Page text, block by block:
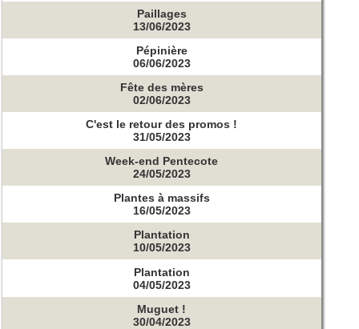
Paillages
13/06/2023
Pépinière
06/06/2023
Fête des mères
02/06/2023
C'est le retour des promos !
31/05/2023
Week-end Pentecote
24/05/2023
Plantes à massifs
16/05/2023
Plantation
10/05/2023
Plantation
04/05/2023
Muguet !
30/04/2023